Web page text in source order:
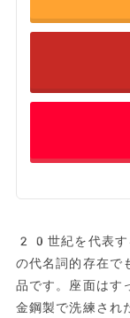
20世紀を代表す
の代名詞的存在で
品です。座面はす
金鋼製で洗練され